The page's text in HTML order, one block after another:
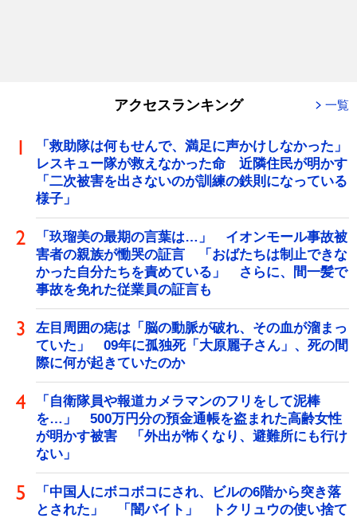
アクセスランキング 一覧
「救助隊は何もせんで、満足に声かけしなかった」
レスキュー隊が救えなかった命 近隣住民が明かす
「二次被害を出さないのが訓練の鉄則になっている
様子」
「玖瑠美の最期の言葉は…」 イオンモール事故被
害者の親族が慟哭の証言 「おばたちは制止できな
かった自分たちを責めている」 さらに、間一髪で
事故を免れた従業員の証言も
左目周囲の痣は「脳の動脈が破れ、その血が溜まっ
ていた」 09年に孤独死「大原麗子さん」、死の間
際に何が起きていたのか
「自衛隊員や報道カメラマンのフリをして泥棒
を…」 500万円分の預金通帳を盗まれた高齢女性
が明かす被害 「外出が怖くなり、避難所にも行け
ない」
「中国人にボコボコにされ、ビルの6階から突き落
とされた」 「闇バイト」 トクリュウの使い捨て